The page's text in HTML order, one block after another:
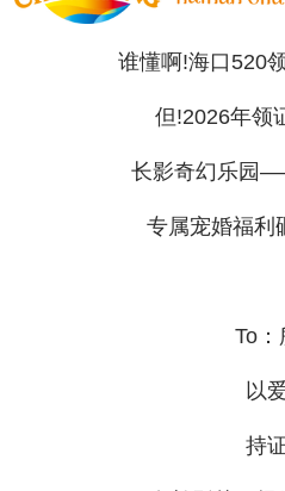
谁懂啊!海口520领
但!2026年领
长影奇幻乐园
专属宠婚福利
To：
以爱
持证